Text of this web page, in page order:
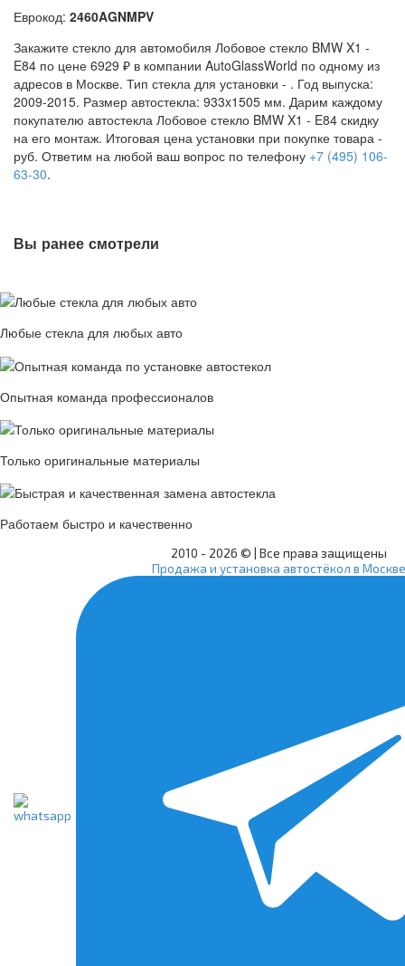
Еврокод: 2460AGNMPV
Закажите стекло для автомобиля Лобовое стекло BMW X1 -
E84 по цене 6929 ₽ в компании AutoGlassWorld по одному из
адресов в Москве. Тип стекла для установки - . Год выпуска:
2009-2015. Размер автостекла: 933x1505 мм. Дарим каждому
покупателю автостекла Лобовое стекло BMW X1 - E84 скидку
на его монтаж. Итоговая цена установки при покупке товара -
руб. Ответим на любой ваш вопрос по телефону +7 (495) 106-
63-30.
Вы ранее смотрели
Любые стекла для любых авто
Опытная команда профессионалов
Только оригинальные материалы
Работаем быстро и качественно
2010 - 2026 © | Все права защищены
Продажа и установка автостёкол в Москве